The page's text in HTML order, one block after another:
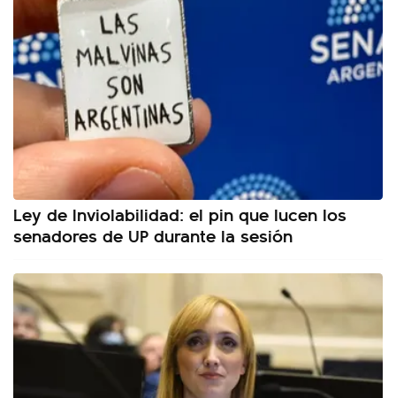
Ley de Inviolabilidad: el pin que lucen los
senadores de UP durante la sesión